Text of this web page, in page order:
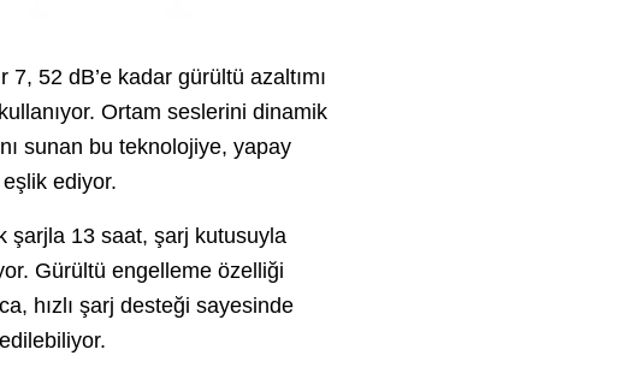
52 dB’e kadar gürültü azaltımı
Ortam seslerini dinamik
sunan bu teknolojiye, yapay
ediyor.
şarjla 13 saat, şarj kutusuyla
Gürültü engelleme özelliği
hızlı şarj desteği sayesinde